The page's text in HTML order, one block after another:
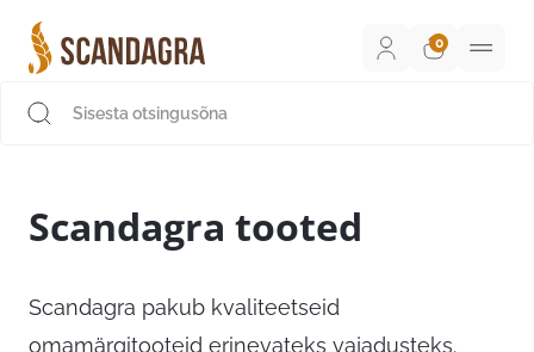
sisu
juurde
Scandagra tooted
Scandagra pakub kvaliteetseid
omamärgitooteid erinevateks vajadusteks.